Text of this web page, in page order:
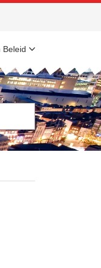
Beleid